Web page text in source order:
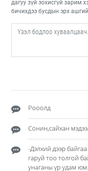
дагуу зүй зохисгүй зарим
бичихдээ бусдын эрх
Рооолд
Сонин,сайхан
-Дэлхий дээр
гаруй тоо толгой
унаганы үр удам